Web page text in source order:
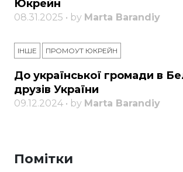
Юкрейн
08.31.2025 • by Marta Barandiy
ІНШЕ ПРОМОУТ ЮКРЕЙН
До української громади в
друзів України
09.12.2024 • by Marta Barandiy
Помітки